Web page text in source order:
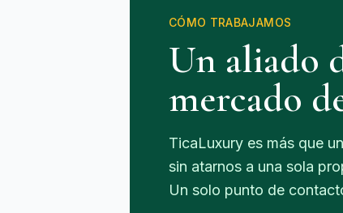
CÓMO TRABAJAMOS
Un aliado
mercado
TicaLuxury es más que
sin atarnos a una sola
Un solo punto de